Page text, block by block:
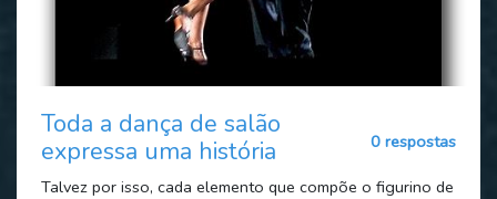
Toda a dança de salão
expressa uma história
0 respostas
Talvez por isso, cada elemento que compõe o figurino de